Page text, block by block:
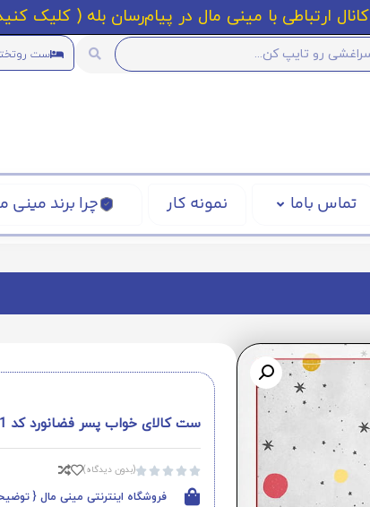
کانال ارتباطی با مینی مال در پیام‌رسان بله ( کلیک کنید)
ست
تماس باما نمونه کار چرا برند مینی
ست کالای خواب پسر فضانورد کد A3371




(بدون دیدگاه)
فروشگاه اینترنتی مینی مال {